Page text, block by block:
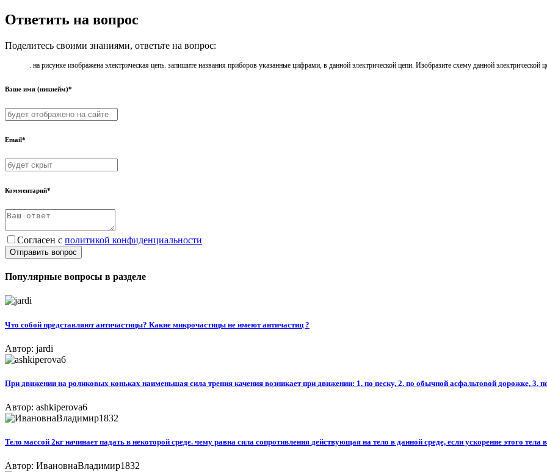
Ответить на вопрос
Поделитесь своими знаниями, ответьте на вопрос:
. на рисунке изображена электрическая цепь. запишите названия приборов указанные цифрами, в данной электрической цепи. Изобразите схему данной электрической
Ваше имя (никнейм)*
Email*
Комментарий*
Согласен с политикой конфиденциальности
Отправить вопрос
Популярные вопросы в разделе
Что собой представляют античастицы? Какие микрочастицы не имеют античастиц ?​
Автор: jardi
При движении на роликовых коньках наименьшая сила трения качения возникает при движении: 1. по песку, 2. по обычной асфальтовой дорожке, 3.
Автор: ashkiperova6
Тело массой 2кг начинает падать в некоторой среде. чему равна сила сопротивления действующая на тело в данной среде, если ускорение этого тела
Автор: ИвановнаВладимир1832